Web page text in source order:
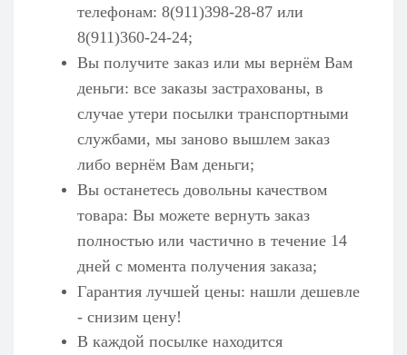
телефонам: 8(911)398-28-87 или
8(911)360-24-24;
Вы получите заказ или мы вернём Вам
деньги: все заказы застрахованы, в
случае утери посылки транспортными
службами, мы заново вышлем заказ
либо вернём Вам деньги;
Вы останетесь довольны качеством
товара: Вы можете вернуть заказ
полностью или частично в течение 14
дней с момента получения заказа;
Гарантия лучшей цены: нашли дешевле
- снизим цену!
В каждой посылке находится